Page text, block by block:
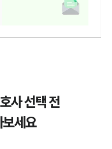
사 선택 전
보세요